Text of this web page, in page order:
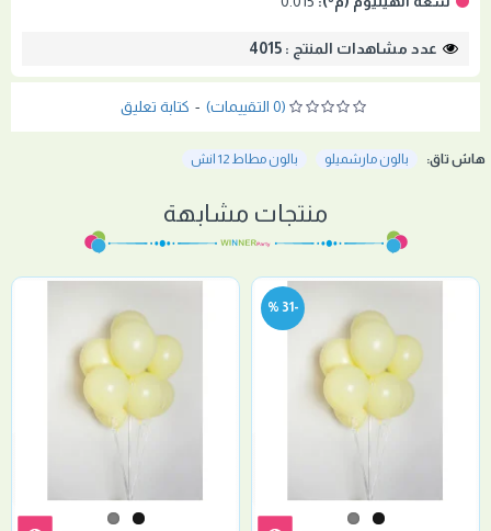
عدد مشاهدات المنتج : 4015
(0 التقييمات) - كتابة تعليق
هاش تاق: بالون مارشميلو بالون مطاط 12 انش
منتجات مشابهة
-31 %